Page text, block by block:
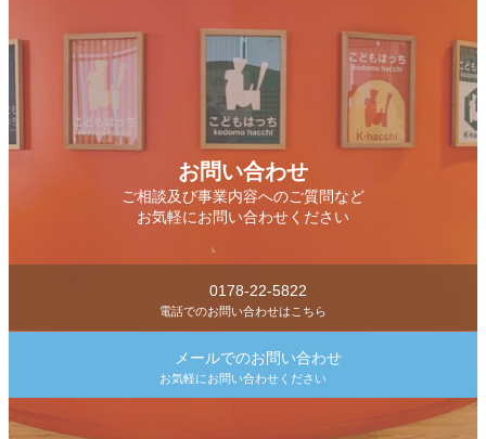
お問い合わせ
ご相談及び事業内容へのご質問など
お気軽にお問い合わせください
0178-22-5822
電話でのお問い合わせはこちら
メールでのお問い合わせ
お気軽にお問い合わせください